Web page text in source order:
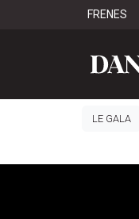
FREN ES
LE GALA